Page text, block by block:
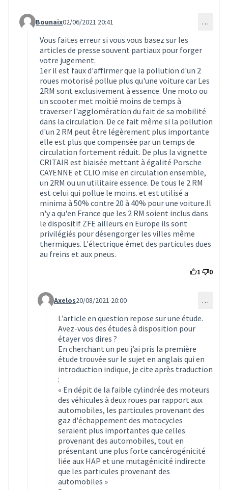
Commentaire 1559 (réponse au commentaire 1554)
Bounaix02/06/2021 20:41 …
Vous faites erreur si vous vous basez sur les
articles de presse souvent partiaux pour forger
votre jugement.
1er il est faux d'affirmer que la pollution d'un 2
roues motorisé pollue plus qu'une voiture car Les
2RM sont exclusivement à essence. Une moto ou
un scooter met moitié moins de temps à
traverser l'agglomération du fait de sa mobilité
dans la circulation. De ce fait même si la pollution
d'un 2 RM peut être légèrement plus importante
elle est plus que compensée par un temps de
circulation fortement réduit. De plus la vignette
CRITAIR est biaisée mettant à égalité Porsche
CAYENNE et CLIO mise en circulation ensemble,
un 2RM ou un utilitaire essence. De tous le 2 RM
est celui qui pollue le moins. et est utilisé a
minima à 50% contre 20 à 40% pour une voiture.Il
n'y a qu'en France que les 2 RM soient inclus dans
le dispositif ZFE ailleurs en Europe ils sont
privilégiés pour désengorger les villes même
thermiques. L'électrique émet des particules dues
au freins et aux pneus.
1 0
Commentaire 1761 (réponse au commentaire 1559)
Axelos20/08/2021 20:00 …
L’article en question repose sur une étude.
Avez-vous des études à disposition pour
étayer vos dires ?
En cherchant un peu j’ai pris la première
étude trouvée sur le sujet en anglais qui en
introduction indique, je cite après traduction
:
« En dépit de la faible cylindrée des moteurs
des véhicules à deux roues par rapport aux
automobiles, les particules provenant des
gaz d'échappement des motocycles
seraient plus importantes que celles
provenant des automobiles, tout en
présentant une plus forte cancérogénicité
liée aux HAP et une mutagénicité indirecte
que les particules provenant des
automobiles »